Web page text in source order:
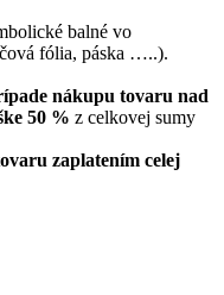
balné vo
fólia, páska …..).
nákupu tovaru nad
50 % z celkovej sumy
zaplatením celej